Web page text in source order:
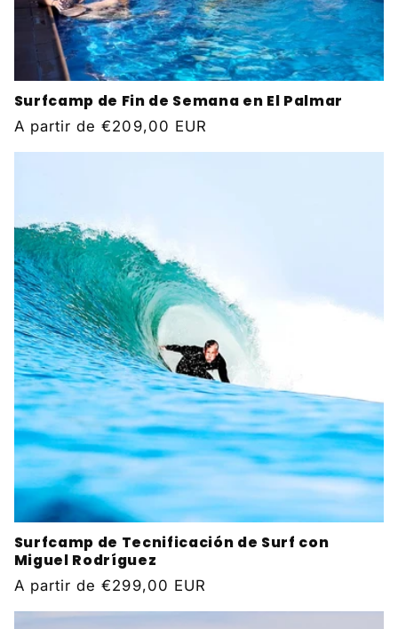
Surfcamp de Fin de Semana en El Palmar
Precio
A partir de€209,00 EUR
Surfcamp de Tecnificación de Surf con
Miguel Rodríguez
Precio
A partir de€299,00 EUR